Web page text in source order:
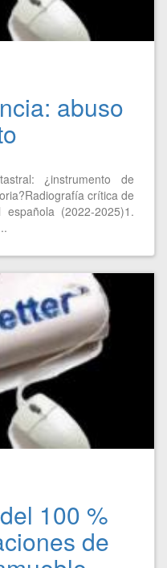
abuso
¿instrumento de
crítica de
(2022-2025)1.
100 %
de